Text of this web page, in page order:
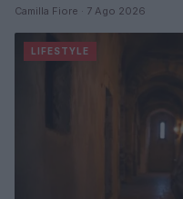
Camilla Fiore · 7 Ago 2026
LIFESTYLE